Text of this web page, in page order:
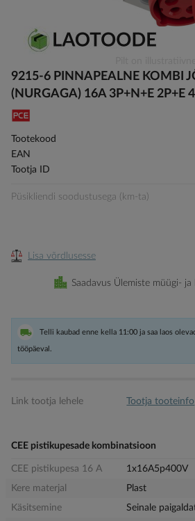
to
the
beginning
of
images
gallery
9215-6 PINNAPEALNE KOMBI
(NURGAGA) 16A 3P+N+E 2P+E
Tootekood
EAN
Tootja ID
Püsikliendi soodustusega (km-ta)
Lisa võrdlusesse
Saadavus Ülemiste müügi- ja
Telli kaubad enne kella 11:00 ja saa laos
tööpäeval.
Link tootja lehele Tootja tooteinfo
CEE pistikupesade kombinatsioon
CEE pistikupesa 16 A
1x16A5p400V
Kere materjal
Plast
Käsitsemine
Seinale